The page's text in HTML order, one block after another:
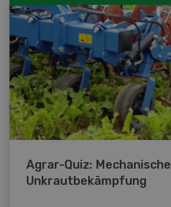
Agrar-Quiz: Mechanische
Unkrautbekämpfung